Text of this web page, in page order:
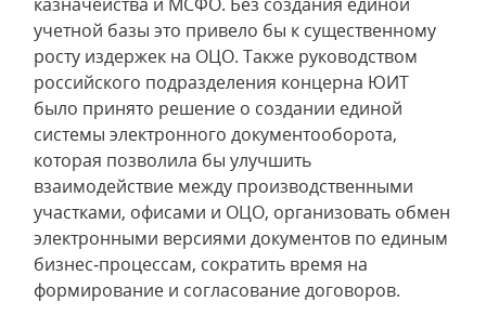
учетной базы это привело бы к существенному
росту издержек на ОЦО. Также руководством
российского подразделения концерна ЮИТ
было принято решение о создании единой
системы электронного документооборота,
которая позволила бы улучшить
взаимодействие между производственными
участками, офисами и ОЦО, организовать обмен
электронными версиями документов по единым
бизнес‑процессам, сократить время на
формирование и согласование договоров.